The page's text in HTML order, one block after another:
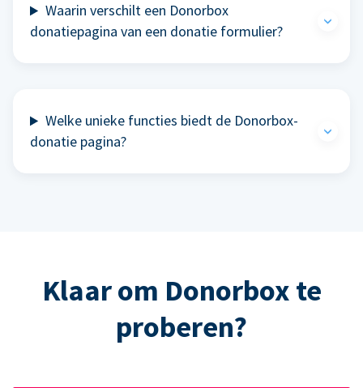
Waarin verschilt een Donorbox
donatiepagina van een donatie formulier?
Welke unieke functies biedt de Donorbox-
donatie pagina?
Klaar om Donorbox te
proberen?